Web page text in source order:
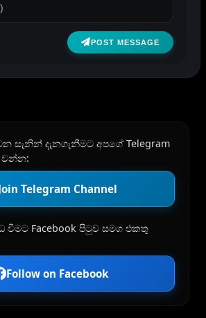
POST MESSAGE
සැනින් දැනගැනීමට අපගේ Telegram
වන්න:
Telegram Channel
වීමට Facebook පිටුව සමග එකතු
Follow on Facebook